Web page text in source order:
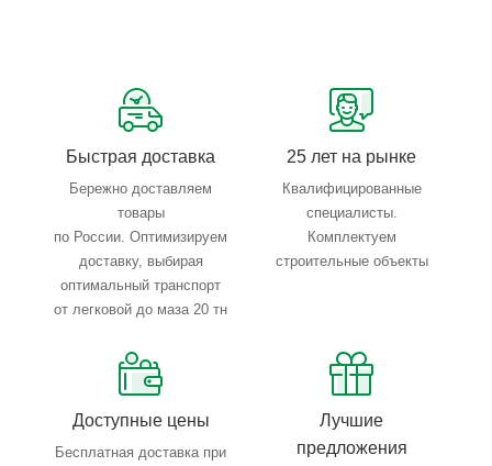
Быстрая доставка
Бережно доставляем
товары
по России. Оптимизируем
доставку, выбирая
оптимальный транспорт
от легковой до маза 20 тн
25 лет на рынке
Квалифицированные
специалисты.
Комплектуем
строительные объекты
Доступные цены
Бесплатная доставка при
Лучшие
предложения